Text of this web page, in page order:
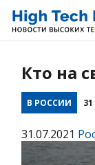
Кто на
В РОССИИ
31.07.2021